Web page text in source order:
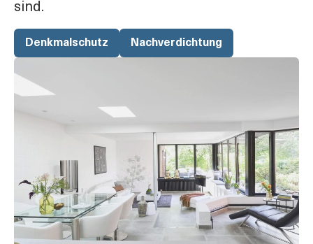
sind.
Denkmalschutz Nachverdichtung